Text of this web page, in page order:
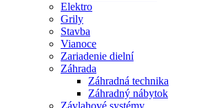
Elektro
Grily
Stavba
Vianoce
Zariadenie dielní
Záhrada
Záhradná technika
Záhradný nábytok
Závlahové systémy